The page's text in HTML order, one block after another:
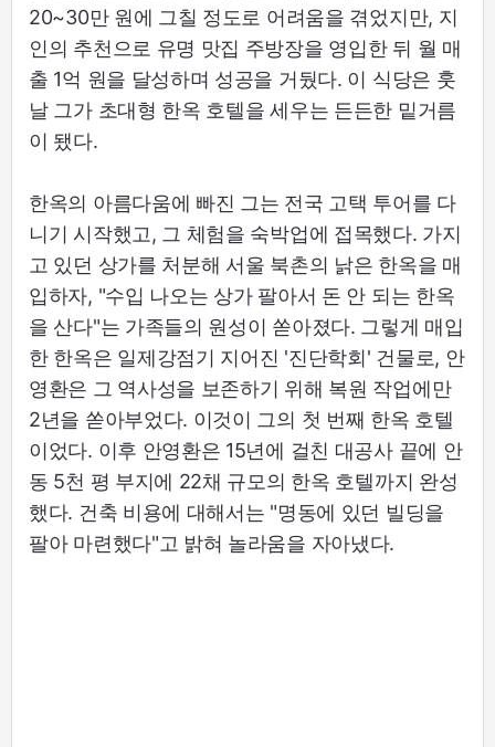
20~30만 원에 그칠 정도로 어려움을 겪었지만, 지
인의 추천으로 유명 맛집 주방장을 영입한 뒤 월 매
출 1억 원을 달성하며 성공을 거뒀다. 이 식당은 훗
날 그가 초대형 한옥 호텔을 세우는 든든한 밑거름
이 됐다.
한옥의 아름다움에 빠진 그는 전국 고택 투어를 다
니기 시작했고, 그 체험을 숙박업에 접목했다. 가지
고 있던 상가를 처분해 서울 북촌의 낡은 한옥을 매
입하자, "수입 나오는 상가 팔아서 돈 안 되는 한옥
을 산다"는 가족들의 원성이 쏟아졌다. 그렇게 매입
한 한옥은 일제강점기 지어진 '진단학회' 건물로, 안
영환은 그 역사성을 보존하기 위해 복원 작업에만
2년을 쏟아부었다. 이것이 그의 첫 번째 한옥 호텔
이었다. 이후 안영환은 15년에 걸친 대공사 끝에 안
동 5천 평 부지에 22채 규모의 한옥 호텔까지 완성
했다. 건축 비용에 대해서는 "명동에 있던 빌딩을
팔아 마련했다"고 밝혀 놀라움을 자아냈다.